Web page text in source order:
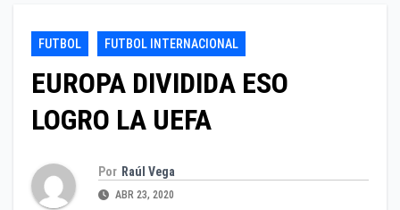
FUTBOL FUTBOL INTERNACIONAL
EUROPA DIVIDIDA ESO
LOGRO LA UEFA
Por Raúl Vega
ABR 23, 2020